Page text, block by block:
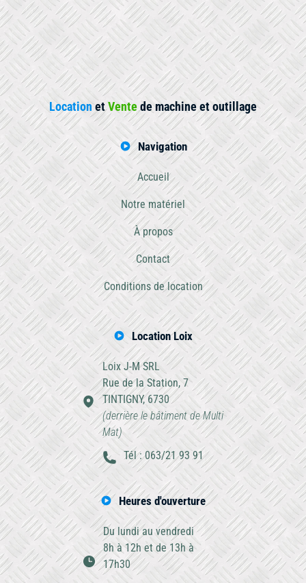
Location etVentede machine et outillage
Navigation
Accueil
Notre matériel
À propos
Contact
Conditions de location
Location Loix
Loix J-M SRL
Rue de la Station, 7
TINTIGNY, 6730
(derrière le bâtiment de Multi
Mat)
Tél : 063/21 93 91
Heures d'ouverture
Du lundi au vendredi
8h à 12h et de 13h à
17h30